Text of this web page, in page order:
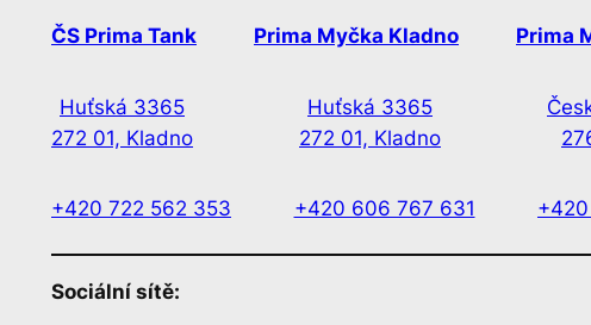
ČS Prima Tank Prima Myčka Kladno Prima
Huťská 3365
272 01, Kladno
Huťská 3365
272 01, Kladno
+420 722 562 353 +420 606 767 631
Sociální sítě: